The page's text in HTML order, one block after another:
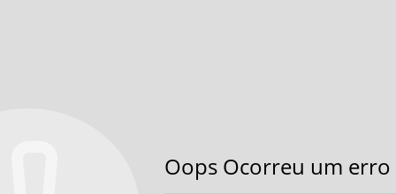
Oops Ocorreu um